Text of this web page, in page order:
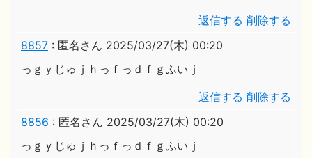
返信する 削除する
8857 : 匿名さん 2025/03/27(木) 00:20
っｇｙじゅｊｈっｆっｄｆｇふいｊ
返信する 削除する
8856 : 匿名さん 2025/03/27(木) 00:20
っｇｙじゅｊｈっｆっｄｆｇふいｊ